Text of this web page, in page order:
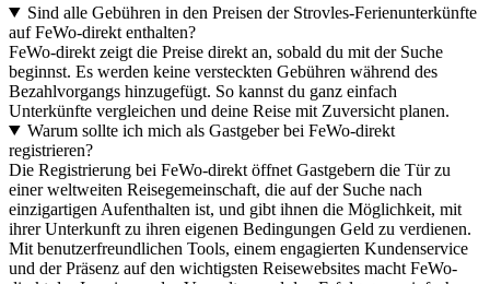
Sind alle Gebühren in den Preisen der Strovles-Ferienunterkünfte
auf FeWo-direkt enthalten?
FeWo-direkt zeigt die Preise direkt an, sobald du mit der Suche
beginnst. Es werden keine versteckten Gebühren während des
Bezahlvorgangs hinzugefügt. So kannst du ganz einfach
Unterkünfte vergleichen und deine Reise mit Zuversicht planen.
Warum sollte ich mich als Gastgeber bei FeWo-direkt
registrieren?
Die Registrierung bei FeWo-direkt öffnet Gastgebern die Tür zu
einer weltweiten Reisegemeinschaft, die auf der Suche nach
einzigartigen Aufenthalten ist, und gibt ihnen die Möglichkeit, mit
ihrer Unterkunft zu ihren eigenen Bedingungen Geld zu verdienen.
Mit benutzerfreundlichen Tools, einem engagierten Kundenservice
und der Präsenz auf den wichtigsten Reisewebsites macht FeWo-